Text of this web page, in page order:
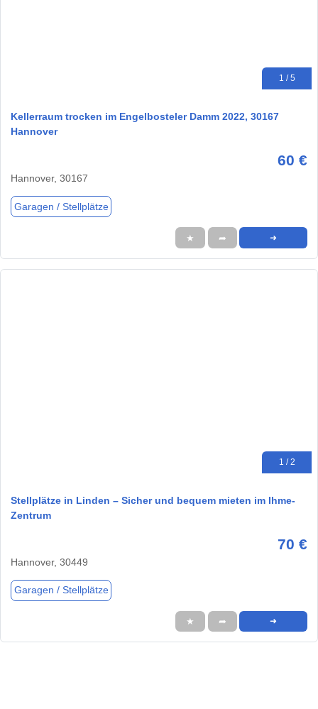
1 / 5
Kellerraum trocken im Engelbosteler Damm 2022, 30167
Hannover
60 €
Hannover, 30167
Garagen / Stellplätze
★ ➦ ➜
1 / 2
Stellplätze in Linden – Sicher und bequem mieten im Ihme-
Zentrum
70 €
Hannover, 30449
Garagen / Stellplätze
★ ➦ ➜